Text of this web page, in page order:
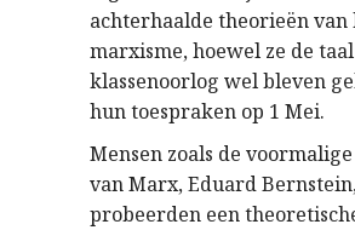
achterhaalde theorieën van
marxisme, hoewel ze de
klassenoorlog wel bleven
hun toespraken op 1 Mei.
Mensen zoals de
van Marx, Eduard
probeerden een